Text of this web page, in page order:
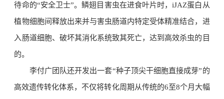
待命的“安全卫士”。鳞翅目害虫在进食叶片时，iJAZ蛋白从
植物细胞间释放出来并与害虫肠道内特定受体精准结合，进
入肠道细胞、破坏其消化系统致其死亡，达到高效杀虫的目
的。
李付广团队还开发出一套“种子顶尖干细胞直接成芽”的
高效遗传转化体系，不仅将转化周期从传统的6至8个月大幅